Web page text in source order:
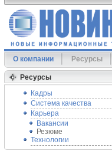
О компании Ресурсы
Ресурсы
Кадры
Система качества
Карьера
Вакансии
Резюме
Технологии